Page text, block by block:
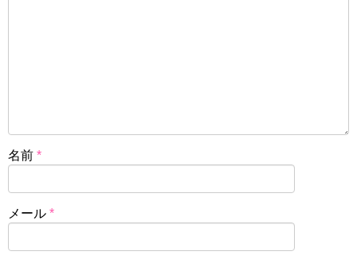
名前 *
メール *